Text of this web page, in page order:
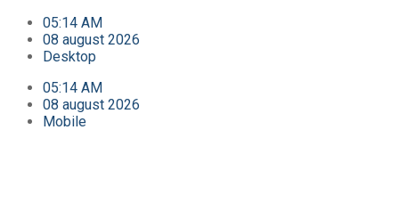
05:14 AM
08 august 2026
Desktop
05:14 AM
08 august 2026
Mobile